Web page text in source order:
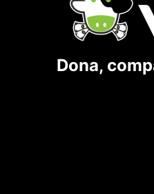
Dona,